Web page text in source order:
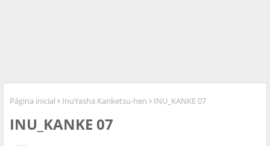
Página inicial InuYasha Kanketsu-hen INU_KANKE 07
INU_KANKE 07